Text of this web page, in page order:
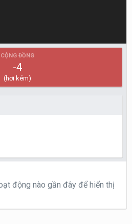
CỘNG ĐỒNG
-4
(hơi kém)
động nào gần đây để hiển thị